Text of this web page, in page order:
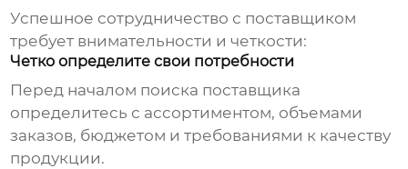
Успешное сотрудничество с поставщиком
требует внимательности и четкости:
Четко определите свои потребности
Перед началом поиска поставщика
определитесь с ассортиментом, объемами
заказов, бюджетом и требованиями к качеству
продукции.